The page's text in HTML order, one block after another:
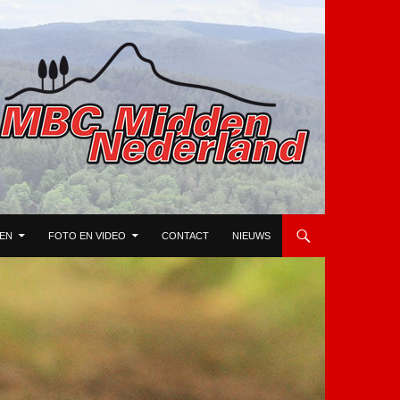
FOTO EN VIDEO CONTACT NIEUWS